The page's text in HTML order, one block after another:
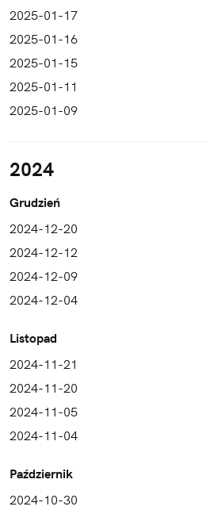
2025-01-17
2025-01-16
2025-01-15
2025-01-11
2025-01-09
2024
Grudzień
2024-12-20
2024-12-12
2024-12-09
2024-12-04
Listopad
2024-11-21
2024-11-20
2024-11-05
2024-11-04
Październik
2024-10-30